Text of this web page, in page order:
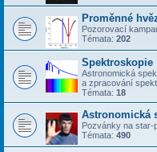
Proměnné
Pozorovací
Témata: 202
Spektroskopie
Astronomická
a zpracování
Témata: 18
Astronomická
Pozvánky na star-
Témata: 490